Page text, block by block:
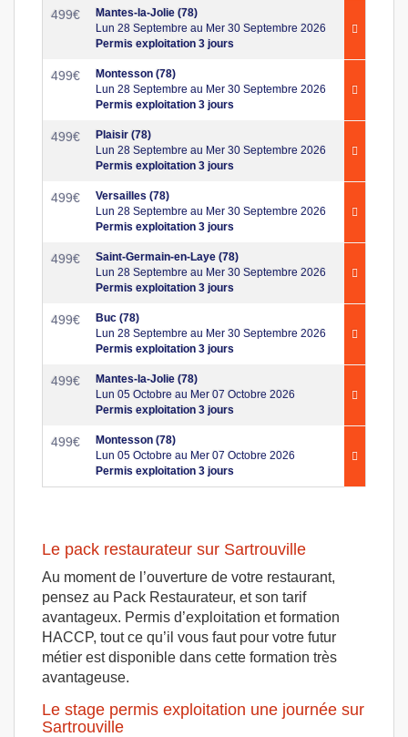
499€
Mantes-la-Jolie (78)
Lun 28 Septembre au Mer 30 Septembre 2026
Permis exploitation 3 jours
499€
Montesson (78)
Lun 28 Septembre au Mer 30 Septembre 2026
Permis exploitation 3 jours
499€
Plaisir (78)
Lun 28 Septembre au Mer 30 Septembre 2026
Permis exploitation 3 jours
499€
Versailles (78)
Lun 28 Septembre au Mer 30 Septembre 2026
Permis exploitation 3 jours
499€
Saint-Germain-en-Laye (78)
Lun 28 Septembre au Mer 30 Septembre 2026
Permis exploitation 3 jours
499€
Buc (78)
Lun 28 Septembre au Mer 30 Septembre 2026
Permis exploitation 3 jours
499€
Mantes-la-Jolie (78)
Lun 05 Octobre au Mer 07 Octobre 2026
Permis exploitation 3 jours
499€
Montesson (78)
Lun 05 Octobre au Mer 07 Octobre 2026
Permis exploitation 3 jours
Le pack restaurateur sur Sartrouville
Au moment de l’ouverture de votre restaurant,
pensez au Pack Restaurateur, et son tarif
avantageux. Permis d’exploitation et formation
HACCP, tout ce qu’il vous faut pour votre futur
métier est disponible dans cette formation très
avantageuse.
Le stage permis exploitation une journée sur
Sartrouville